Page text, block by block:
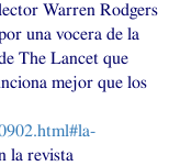
Warren Rodgers
una vocera de la
The Lancet que
mejor que los
la revista